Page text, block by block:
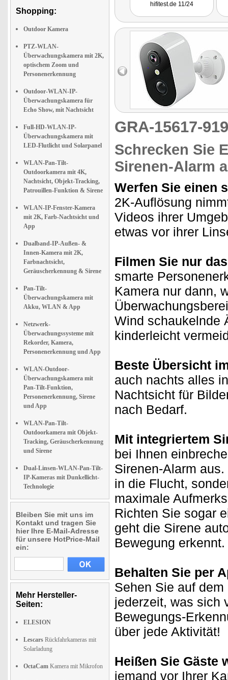
Shopping:
Outdoor Kamera
PTZ-WLAN-
Überwachungskamera mit 2K,
optischem Zoom und
Personenerkennung
Outdoor-WLAN-IP-
Überwachungskamera für
Echo Show, mit Nachtsicht
Full-HD-WLAN-IP-
Überwachungskamera mit
LED-Flutlicht und Solarpanel
WLAN-Pan-Tilt-
Outdoorkamera mit 4K,
Nachtsicht, Objekt-Tracking,
Patrouillen-Funktion & Sirene
WLAN-IP-Fenster-Kamera
mit 2K, Farb-Nachtsicht und
App
Dualband-IP-Außen- &
Innen-Kamera mit 2K,
Farbnachtsicht,
Geräuscherkennung & Sirene
Pan-Tilt-
Überwachungskamera mit
Akku, WLAN & App
Netzwerk-
Überwachungssysteme mit
Rekorder, Kamera,
Personenerkennung und App
WLAN-Outdoor-
Überwachungskamera mit
Pan-Tilt-Funktion,
Personenerkennung, Sirene
und App
WLAN-Pan-Tilt-
Outdoorkamera mit Objekt-
Tracking, Geräuscherkennung
und Sirene
Dual-Linsen-WLAN-Pan-Tilt-
IP-Kameras mit Dunkellicht-
Technologie
Bleiben Sie mit uns im
Kontakt und tragen Sie
hier Ihre E-Mail-Adresse
für unsere HotPrice-Mail
ein:
Mehr Hersteller-
Seiten:
ELESION
Lescars Rückfahrkameras mit
Solarladung
OctaCam Kamera mit Mikrofon
hifitest.de 11/24
GRA-15617-
Schrecken Sie
Sirenen-Alarm
Werfen Sie einen
2K-Auflösung
Videos ihrer
etwas vor ihrer
Filmen Sie nur
smarte
Kamera nur dann,
Wind schaukelnde
kinderleicht
Beste Übersicht
auch nachts alles
Nachtsicht für
nach Bedarf.
Mit integriertem
bei Ihnen
Sirenen-Alarm
in die Flucht,
maximale
Richten Sie sogar
geht die Sirene
Bewegung erkennt.
Behalten Sie per
Sehen Sie auf
jederzeit, was sich
Bewegungs-
über jede Aktivität!
Heißen Sie Gäste
jemand vor Ihrer